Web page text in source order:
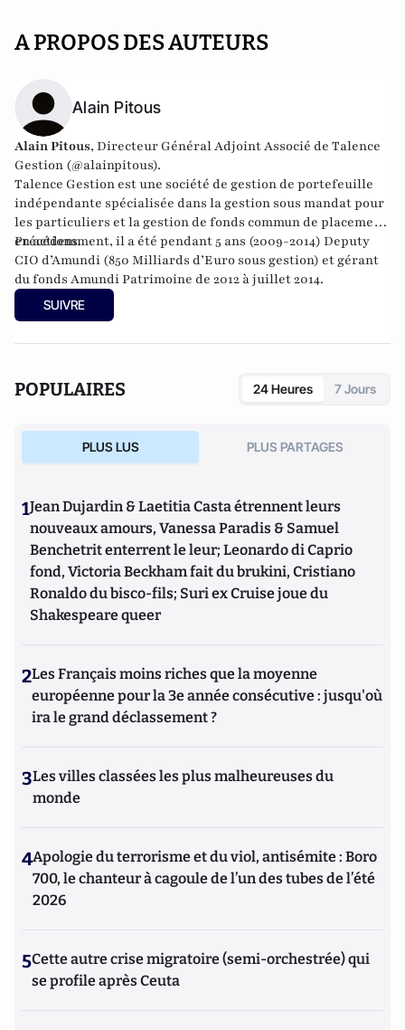
A PROPOS DES AUTEURS
Alain Pitous
Alain Pitous, Directeur Général Adjoint Associé de Talence
Gestion (@alainpitous).
Talence Gestion est une société de gestion de portefeuille
indépendante spécialisée dans la gestion sous mandat pour
les particuliers et la gestion de fonds commun de placement
en actions.
Précédemment, il a été pendant 5 ans (2009-2014) Deputy
CIO d’Amundi (850 Milliards d’Euro sous gestion) et gérant
du fonds Amundi Patrimoine de 2012 à juillet 2014.
SUIVRE
POPULAIRES 24 Heures 7 Jours
PLUS LUS PLUS PARTAGES
1Jean Dujardin & Laetitia Casta étrennent leurs
nouveaux amours, Vanessa Paradis & Samuel
Benchetrit enterrent le leur; Leonardo di Caprio
fond, Victoria Beckham fait du brukini, Cristiano
Ronaldo du bisco-fils; Suri ex Cruise joue du
Shakespeare queer
2Les Français moins riches que la moyenne
européenne pour la 3e année consécutive : jusqu'où
ira le grand déclassement ?
3Les villes classées les plus malheureuses du
monde
4Apologie du terrorisme et du viol, antisémite : Boro
700, le chanteur à cagoule de l’un des tubes de l’été
2026
5Cette autre crise migratoire (semi-orchestrée) qui
se profile après Ceuta